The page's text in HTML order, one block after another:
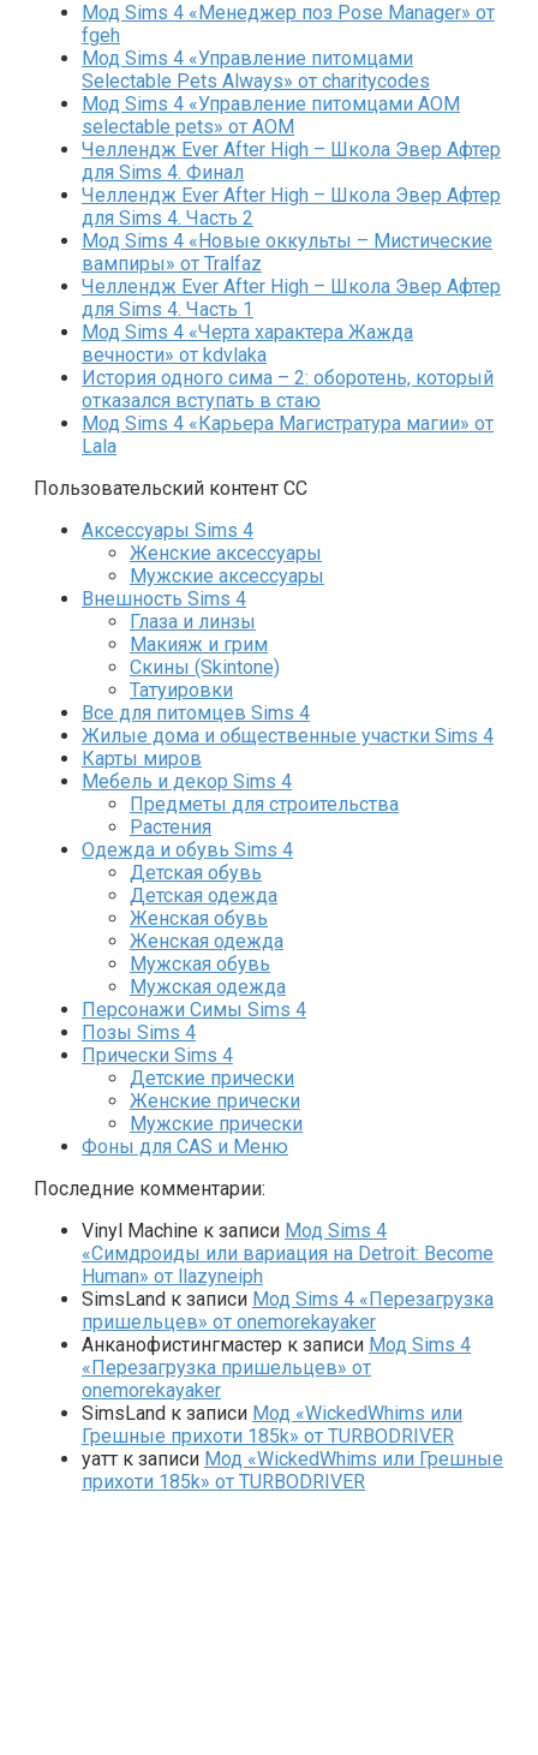
Мод Sims 4 «Менеджер поз Pose Manager» от
fgeh
Мод Sims 4 «Управление питомцами
Selectable Pets Always» от charitycodes
Мод Sims 4 «Управление питомцами AOM
selectable pets» от AOM
Челлендж Ever After High – Школа Эвер Афтер
для Sims 4. Финал
Челлендж Ever After High – Школа Эвер Афтер
для Sims 4. Часть 2
Мод Sims 4 «Новые оккульты – Мистические
вампиры» от Tralfaz
Челлендж Ever After High – Школа Эвер Афтер
для Sims 4. Часть 1
Мод Sims 4 «Черта характера Жажда
вечности» от kdvlaka
История одного сима – 2: оборотень, который
отказался вступать в стаю
Мод Sims 4 «Карьера Магистратура магии» от
Lala
Пользовательский контент СС
Аксессуары Sims 4
Женские аксессуары
Мужские аксессуары
Внешность Sims 4
Глаза и линзы
Макияж и грим
Скины (Skintone)
Татуировки
Все для питомцев Sims 4
Жилые дома и общественные участки Sims 4
Карты миров
Мебель и декор Sims 4
Предметы для строительства
Растения
Одежда и обувь Sims 4
Детская обувь
Детская одежда
Женская обувь
Женская одежда
Мужская обувь
Мужская одежда
Персонажи Симы Sims 4
Позы Sims 4
Прически Sims 4
Детские прически
Женские прически
Мужские прически
Фоны для CAS и Меню
Последние комментарии:
Vinyl Machine к записи Мод Sims 4
«Симдроиды или вариация на Detroit: Become
Human» от llazyneiph
SimsLand к записи Мод Sims 4 «Перезагрузка
пришельцев» от onemorekayaker
Анканофистингмастер к записи Мод Sims 4
«Перезагрузка пришельцев» от
onemorekayaker
SimsLand к записи Мод «WickedWhims или
Грешные прихоти 185k» от TURBODRIVER
yaтт к записи Мод «WickedWhims или Грешные
прихоти 185k» от TURBODRIVER